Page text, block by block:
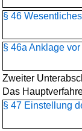
§ 46
§ 46a Anklage
Zweiter
Das
§ 47 Einstellung